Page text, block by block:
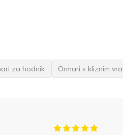
za hodnik Ormari s kliznim